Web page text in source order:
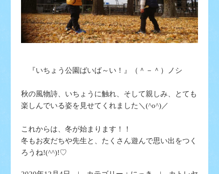
『いちょう公園ばいば～い！』（＾－＾）ノシ
秋の風物詩、いちょうに触れ、そして親しみ、とても
楽しんでいる姿を見せてくれました＼(^o^)／
これからは、冬が始まります！！
冬もお友だちや先生と、たくさん遊んで思い出をつく
ろうね!(^^)!♡